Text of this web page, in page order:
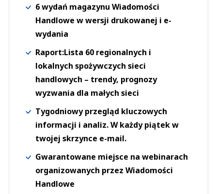
6 wydań magazynu Wiadomości
Handlowe w wersji drukowanej i e-
wydania
Raport:Lista 60 regionalnych i
lokalnych spożywczych sieci
handlowych – trendy, prognozy
wyzwania dla małych sieci
Tygodniowy przegląd kluczowych
informacji i analiz. W każdy piątek w
twojej skrzynce e-mail.
Gwarantowane miejsce na webinarach
organizowanych przez Wiadomości
Handlowe